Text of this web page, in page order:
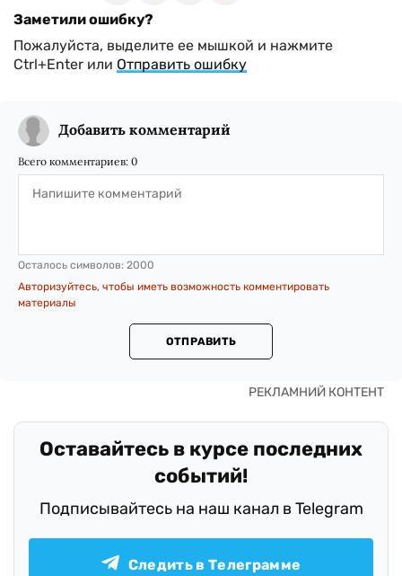
Заметили ошибку?
Пожалуйста, выделите ее мышкой и нажмите
Ctrl+Enter или Отправить ошибку
Добавить комментарий
Всего комментариев: 0
Осталось символов: 2000
Авторизуйтесь, чтобы иметь возможность комментировать
материалы
ОТПРАВИТЬ
Оставайтесь в курсе последних
событий!
Подписывайтесь на наш канал в Telegram
Следить в Телеграмме